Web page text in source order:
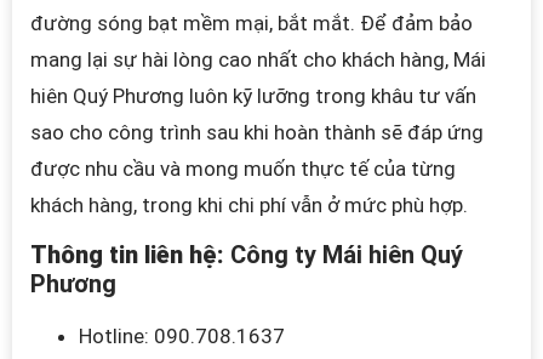
đường sóng bạt mềm mại, bắt mắt. Để đảm bảo
mang lại sự hài lòng cao nhất cho khách hàng, Mái
hiên Quý Phương luôn kỹ lưỡng trong khâu tư vấn
sao cho công trình sau khi hoàn thành sẽ đáp ứng
được nhu cầu và mong muốn thực tế của từng
khách hàng, trong khi chi phí vẫn ở mức phù hợp.
Thông tin liên hệ: Công ty Mái hiên Quý
Phương
Hotline: 090.708.1637